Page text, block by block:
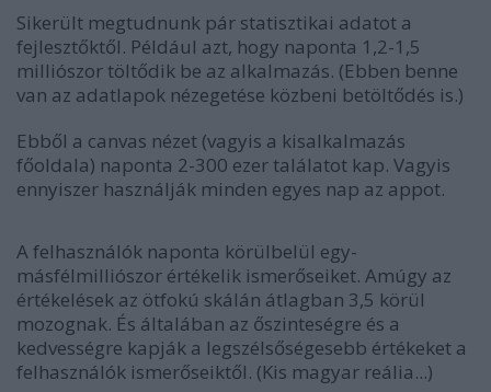
Sikerült megtudnunk pár statisztikai adatot a
fejlesztőktől. Például azt, hogy naponta 1,2-1,5
milliószor töltődik be az alkalmazás. (Ebben benne
van az adatlapok nézegetése közbeni betöltődés is.)
Ebből a canvas nézet (vagyis a kisalkalmazás
főoldala) naponta 2-300 ezer találatot kap. Vagyis
ennyiszer használják minden egyes nap az appot.
A felhasználók naponta körülbelül egy-
másfélmilliószor értékelik ismerőseiket. Amúgy az
értékelések az ötfokú skálán átlagban 3,5 körül
mozognak. És általában az őszinteségre és a
kedvességre kapják a legszélsőségesebb értékeket a
felhasználók ismerőseiktől. (Kis magyar reália...)